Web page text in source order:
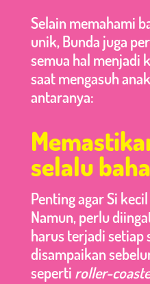
Selain memahami
unik, Bunda juga
semua hal menjadi
saat mengasuh
antaranya:
selalu
Penting agar Si
Namun, perlu
harus terjadi setiap
disampaikan
seperti roller-